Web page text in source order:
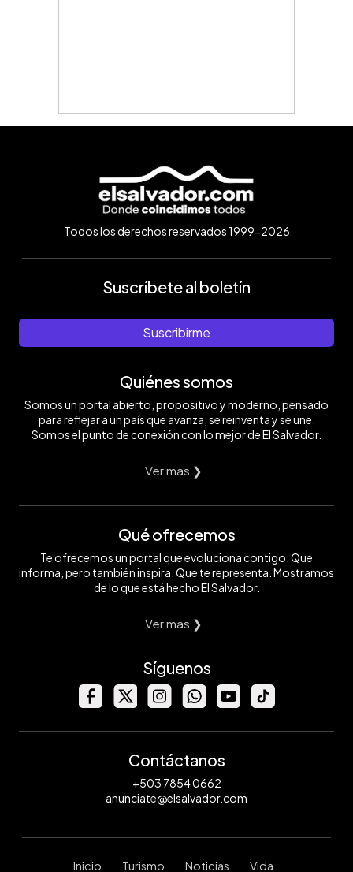
Todos los derechos reservados 1999-2026
Suscríbete al boletín
Suscribirme
Quiénes somos
Somos un portal abierto, propositivo y moderno, pensado
para reflejar a un país que avanza, se reinventa y se une.
Somos el punto de conexión con lo mejor de El Salvador.
Ver mas ❯
Qué ofrecemos
Te ofrecemos un portal que evoluciona contigo. Que
informa, pero también inspira. Que te representa. Mostramos
de lo que está hecho El Salvador.
Ver mas ❯
Síguenos
Contáctanos
+503 7854 0662
anunciate@elsalvador.com
Inicio Turismo Noticias Vida